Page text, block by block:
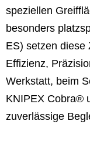
speziellen
besonders
ES) setzen diese
Effizienz,
Werkstatt, beim
KNIPEX Cobra®
zuverlässige